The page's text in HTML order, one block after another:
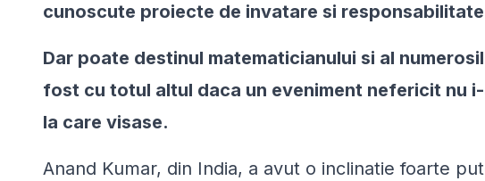
cunoscute proiecte de invatare si
Dar poate destinul matematicianului si al
fost cu totul altul daca un eveniment nefericit nu
la care visase.
Anand Kumar, din India, a avut o inclinatie foarte